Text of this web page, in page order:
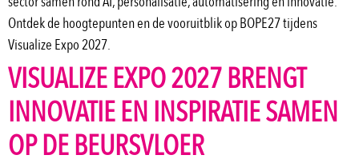
Ontdek de hoogtepunten en de vooruitblik op BOPE27 tijdens
Visualize Expo 2027.
VISUALIZE EXPO 2027 BRENGT
INNOVATIE EN INSPIRATIE SAMEN
OP DE BEURSVLOER